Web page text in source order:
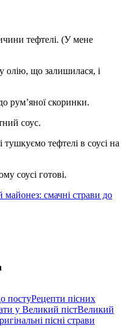
тефтелі. (У мене
олію, що залишилася, і
рум’яної скоринки.
соус.
тефтелі в соусі на
соусі готові.
смачні страви до
постуРецепти пісних
у Великий пістВеликий
пісні страви